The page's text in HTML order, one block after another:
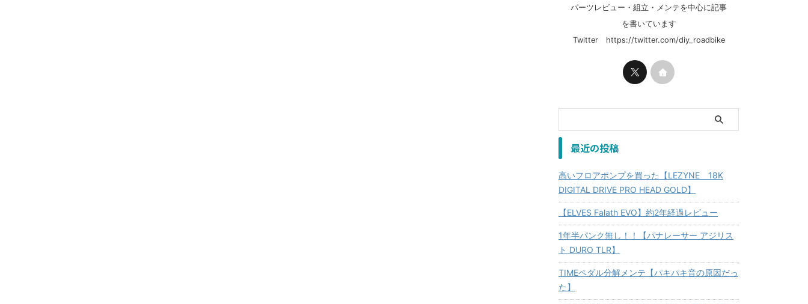
パーツレビュー・組立・メンテを中心に記事
を書いています
Twitter https://twitter.com/diy_roadbike
最近の投稿
高いフロアポンプを買った【LEZYNE 18K
DIGITAL DRIVE PRO HEAD GOLD】
【ELVES Falath EVO】約2年経過レビュー
1年半パンク無し！！【パナレーサー アジリス
ト DURO TLR】
TIMEペダル分解メンテ【パキパキ音の原因だっ
た】